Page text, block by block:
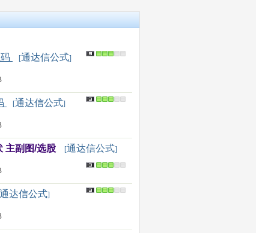
[通达信公式]
[通达信公式]
主副图/选股 [通达信公式]
通达信公式]